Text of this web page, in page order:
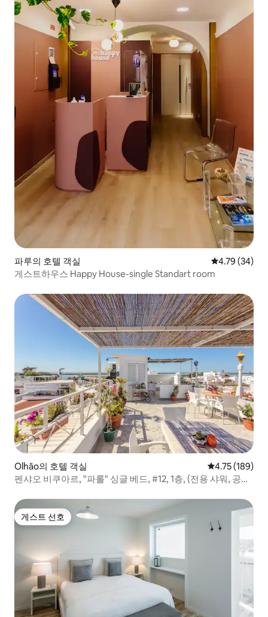
파루의 호텔 객실 평점 4.79점(5
4.79 (34)
게스트하우스 Happy House-single Standart room
Olhão의 호텔 객실 평점 4.75점(5
4.75 (189)
펜샤오 비쿠아르, "파롤" 싱글 베드, #12, 1층, (전용 샤워, 공용
게스트 선호
게스트 선호